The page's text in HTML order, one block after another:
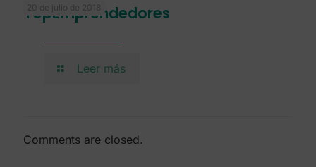
20 de julio de 2018
TopEmprendedores
Leer más
Comments are closed.